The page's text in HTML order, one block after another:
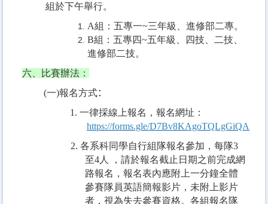
組於下午舉行。
A組：五專一~三年級、進修部二專。
B組：五專四~五年級、四技、二技、
進修部二技。
六、比賽辦法：
(一)報名方式：
1. 一律採線上報名，報名網址：
https://forms.gle/D7Bv8KAgoTQLgGiQA
2. 各系科同學自行組隊報名參加，每隊3
至4 人 ，請於報名截止日期之前完成網
路報名，報名表內應附上一分鐘全體
參賽隊員英語簡報影片，未附上影片
者，視為失去參賽資格。各組報名隊